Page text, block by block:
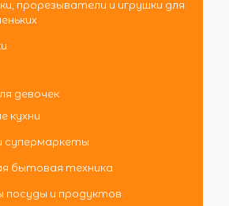
прорезыватели и игрушки для
девочек
кухни
супермаркеты
бытовая техника
посуды и продуктов